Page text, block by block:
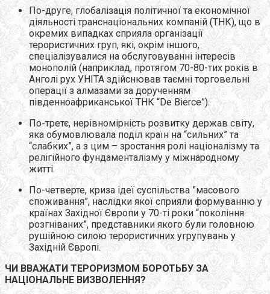
По-друге, глобалізація політичної та економічної
діяльності транснаціональних компаній (ТНК), що в
окремих випадках сприяла організації
терористичних груп, які, окрім іншого,
спеціалізувалися на обслуговуванні інтересів
монополій (наприклад, протягом 70-80-тих років в
Анголі рух УНІТА здійснював таємні торговельні
операції з алмазами за дорученням
південноафриканської ТНК “De Bierce”).
По-третє, нерівномірність розвитку держав світу,
яка обумовлювала поділ країн на “сильних” та
“слабких”, а з цим – зростання ролі націоналізму та
релігійного фундаменталізму у міжнародному
житті.
По-четверте, криза ідеї суспільства ”масового
споживання”, наслідки якої сприяли формуванню у
країнах Західної Європи у 70-ті роки “покоління
розгніваних”, представники якого були головною
рушійною силою терористичних угрупувань у
Західній Європі.
ЧИ ВВАЖАТИ ТЕРОРИЗМОМ БОРОТЬБУ ЗА
НАЦІОНАЛЬНЕ ВИЗВОЛЕННЯ?